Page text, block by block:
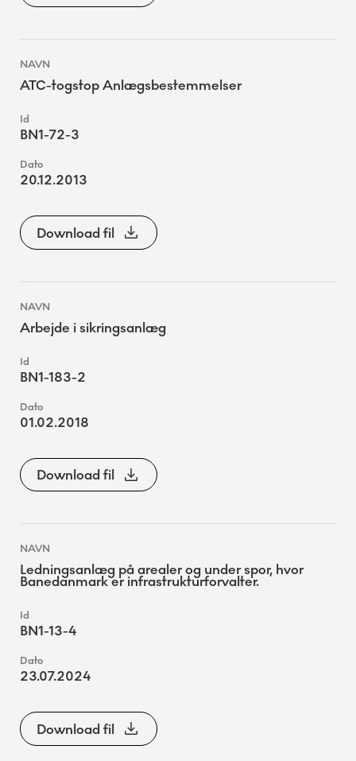
ATC-togstop Anlægsbestemmelser
BN1-72-3
20.12.2013
Download fil
Arbejde i sikringsanlæg
BN1-183-2
01.02.2018
Download fil
Ledningsanlæg på arealer og under spor, hvor
Banedanmark er infrastrukturforvalter.
BN1-13-4
23.07.2024
Download fil